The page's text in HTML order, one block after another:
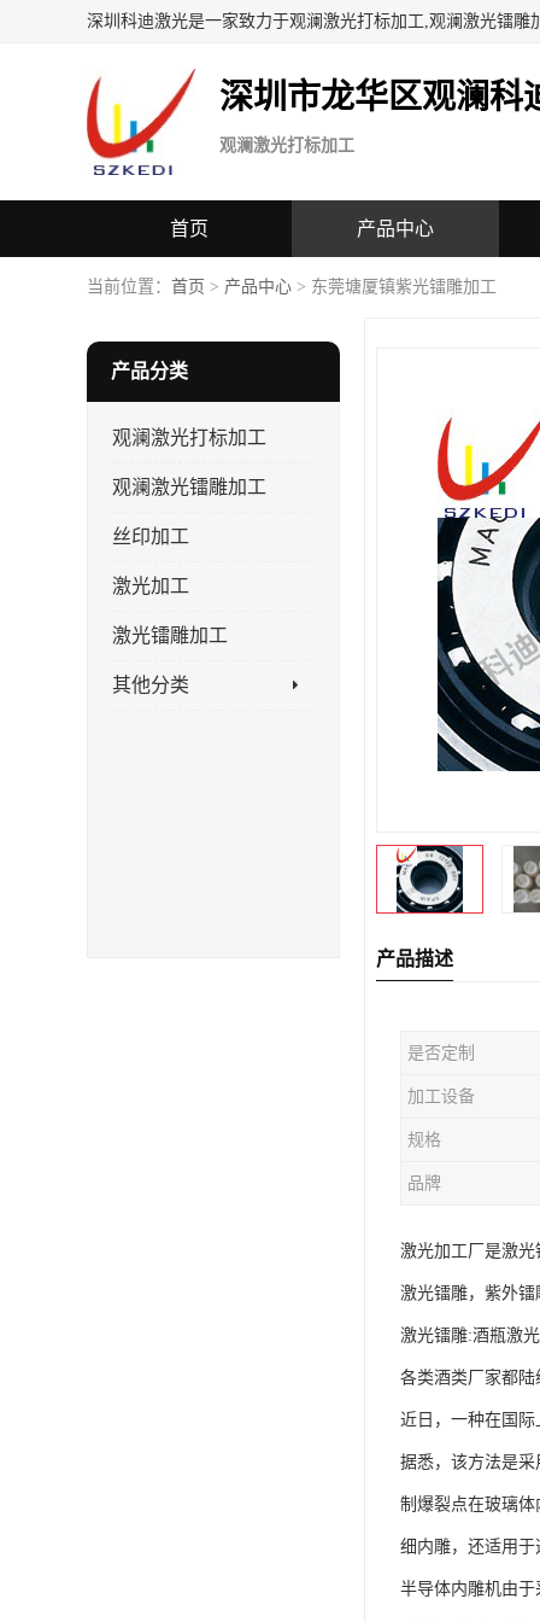
深圳科迪激光是一家致力于观澜激光打标加工,观澜激光镭雕
深圳市龙华区观澜科
观澜激光打标加工
首页 产品中心
当前位置： 首页 > 产品中心 > 东莞塘厦镇紫光镭雕加工
产品分类
观澜激光打标加工
观澜激光镭雕加工
丝印加工
激光加工
激光镭雕加工
其他分类
产品描述
是否定制
加工设备
规格
品牌
激光加工厂是激光
激光镭雕，紫外镭
激光镭雕:酒瓶激
各类酒类厂家都陆
近日，一种在国际
据悉，该方法是
制爆裂点在玻璃
细内雕，还适用于
半导体内雕机由